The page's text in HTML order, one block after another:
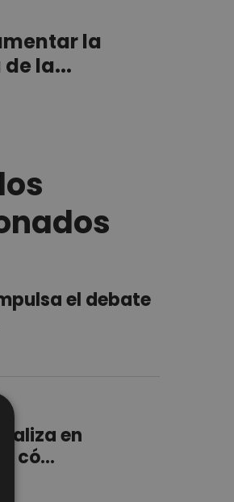
la
la...
el debate
en
có...